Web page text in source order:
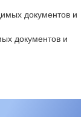
документов и